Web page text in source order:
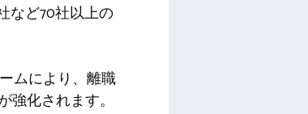
など70社以上の
ムにより、離職
化されます。